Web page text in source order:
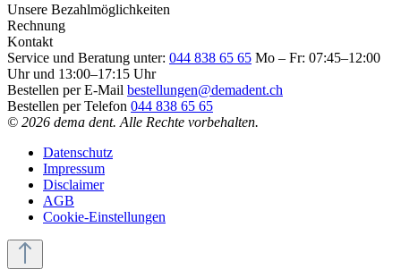
Unsere Bezahlmöglichkeiten
Rechnung
Kontakt
Service und Beratung unter: 044 838 65 65 Mo – Fr: 07:45–12:00
Uhr und 13:00–17:15 Uhr
Bestellen per E-Mail bestellungen@demadent.ch
Bestellen per Telefon 044 838 65 65
© 2026 dema dent. Alle Rechte vorbehalten.
Datenschutz
Impressum
Disclaimer
AGB
Cookie-Einstellungen